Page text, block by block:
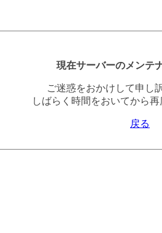
現在サーバーのメンテ
ご迷惑をおかけして申し
しばらく時間をおいてから再
戻る